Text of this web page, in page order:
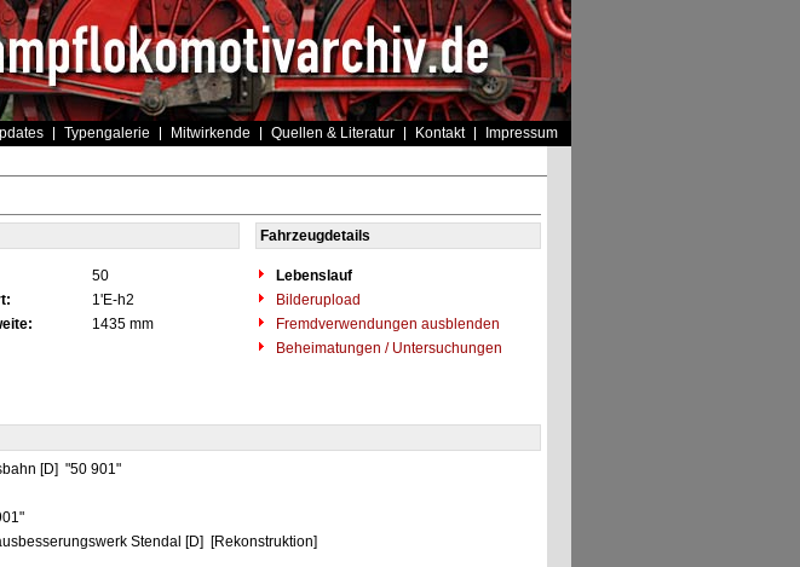
Typengalerie Mitwirkende Quellen & Literatur Kontakt Impressum
Fahrzeugdetails
50
Lebenslauf
1'E-h2
Bilderupload
1435 mm
Fremdverwendungen ausblenden
Beheimatungen / Untersuchungen
[D] "50 901"
Stendal [D] [Rekonstruktion]